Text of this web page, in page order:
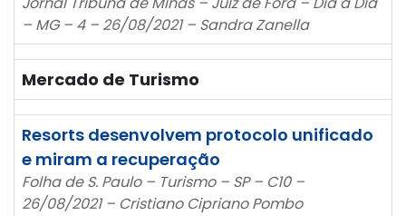
– MG – 4 – 26/08/2021 – Sandra Zanella
Mercado de Turismo
Resorts desenvolvem protocolo unificado
e miram a recuperação
Folha de S. Paulo – Turismo – SP – C10 –
26/08/2021 – Cristiano Cipriano Pombo